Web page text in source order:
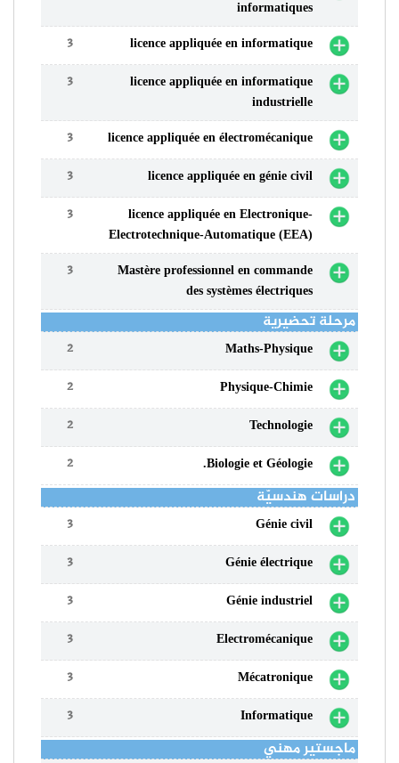
informatiques
licence appliquée en informatique
3
licence appliquée en informatique
industrielle
3
licence appliquée en électromécanique
3
licence appliquée en génie civil
3
licence appliquée en Electronique-
Electrotechnique-Automatique (EEA)
3
Mastère professionnel en commande
des systèmes électriques
3
مرحلة تحضيرية
Maths-Physique
2
Physique-Chimie
2
Technologie
2
Biologie et Géologie.
2
دراسات هندسيّة
Génie civil
3
Génie électrique
3
Génie industriel
3
Electromécanique
3
Mécatronique
3
Informatique
3
ماجستير مهني